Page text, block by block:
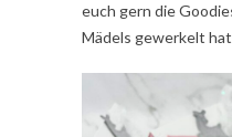
euch gern die
Mädels gewerkelt